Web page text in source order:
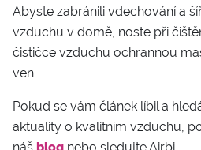
Abyste zabránili vdechování a
vzduchu v domě, noste při
čističce vzduchu ochrannou
ven.
Pokud se vám článek líbil a
aktuality o kvalitním vzduchu,